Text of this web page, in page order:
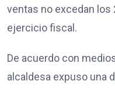
ventas no excedan los
ejercicio fiscal.
De acuerdo con
alcaldesa expuso una